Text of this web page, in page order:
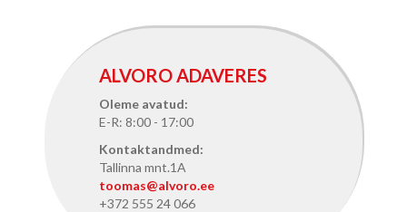
ALVORO ADAVERES
Oleme avatud:
E-R: 8:00 - 17:00
Kontaktandmed:
Tallinna mnt.1A
toomas@alvoro.ee
+372 555 24 066